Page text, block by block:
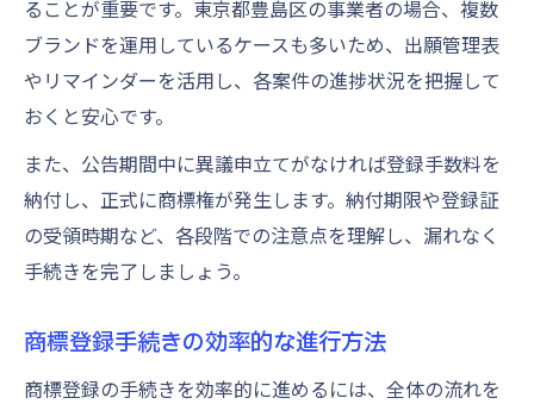
ることが重要です。東京都豊島区の事業者の場合、複数
ブランドを運用しているケースも多いため、出願管理表
やリマインダーを活用し、各案件の進捗状況を把握して
おくと安心です。
また、公告期間中に異議申立てがなければ登録手数料を
納付し、正式に商標権が発生します。納付期限や登録証
の受領時期など、各段階での注意点を理解し、漏れなく
手続きを完了しましょう。
商標登録手続きの効率的な進行方法
商標登録の手続きを効率的に進めるには、全体の流れを